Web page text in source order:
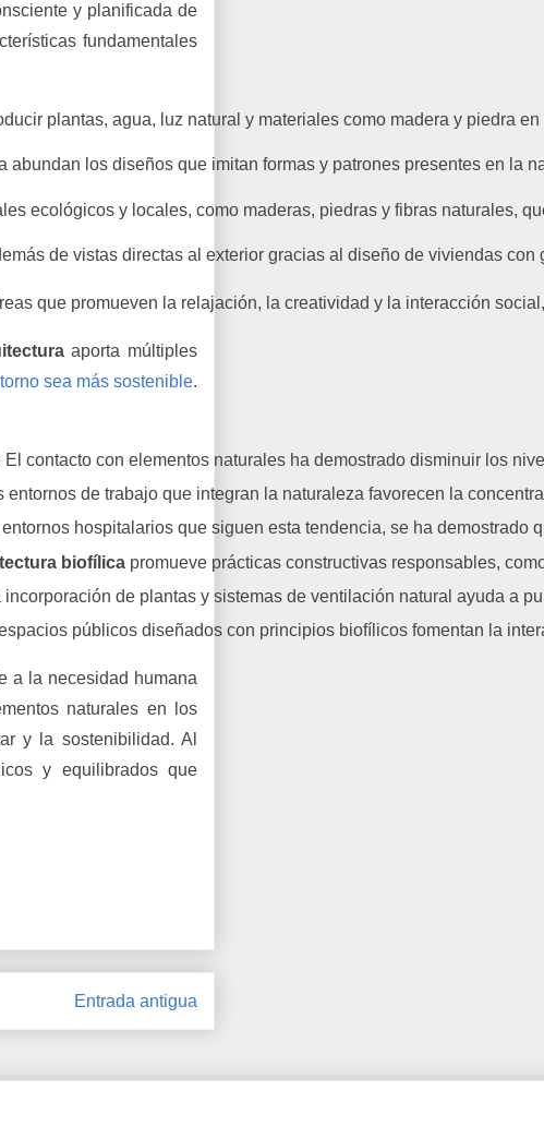
y planificada de
fundamentales
plantas, agua, luz natural y materiales como madera y piedra
abundan los diseños que imitan formas y patrones presentes en la
ecológicos y locales, como maderas, piedras y fibras naturales,
de vistas directas al exterior gracias al diseño de viviendas
que promueven la relajación, la creatividad y la interacción
aporta múltiples
sea más sostenible.
El contacto con elementos naturales ha demostrado disminuir los
entornos de trabajo que integran la naturaleza favorecen la
hospitalarios que siguen esta tendencia, se ha
biofílica promueve prácticas constructivas responsables,
incorporación de plantas y sistemas de ventilación natural ayuda a
públicos diseñados con principios biofílicos fomentan la
a la necesidad humana
naturales en los
y la sostenibilidad. Al
y equilibrados que
Entrada antigua